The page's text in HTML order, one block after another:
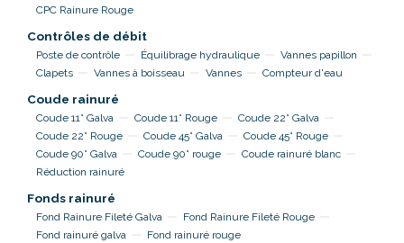
CPC Rainure Rouge
Contrôles de débit
Poste de contrôle Équilibrage hydraulique
Vannes papillon
Clapets
Vannes à boisseau Vannes Compteur d'eau
Coude rainuré
Coude 11° Galva Coude 11° Rouge
Coude 22° Galva
Coude 22° Rouge
Coude 45° Galva
Coude 45° Rouge
Coude 90° Galva
Coude 90° rouge
Coude rainuré blanc
Réduction rainuré
Fonds rainuré
Fond Rainure Fileté Galva
Fond Rainure Fileté Rouge
Fond rainuré galva
Fond rainuré rouge